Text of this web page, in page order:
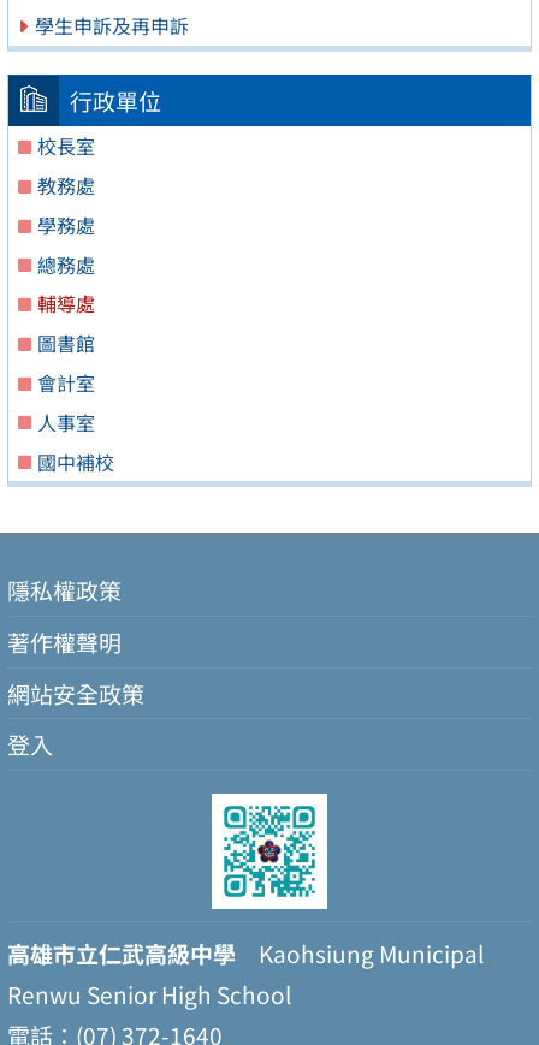
學生申訴及再申訴
行政單位
校長室
教務處
學務處
總務處
輔導處
圖書館
會計室
人事室
國中補校
隱私權政策
著作權聲明
網站安全政策
登入
高雄市立仁武高級中學 Kaohsiung Municipal
Renwu Senior High School
電話：(07) 372-1640